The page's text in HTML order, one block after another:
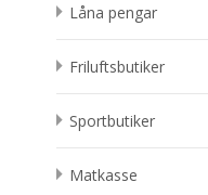
Låna pengar
Friluftsbutiker
Sportbutiker
Matkasse